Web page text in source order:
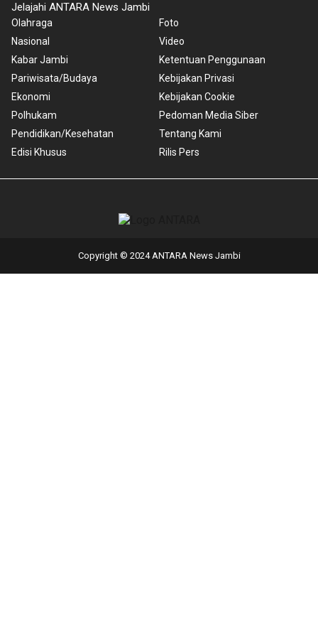
Jelajahi ANTARA News Jambi
Olahraga
Nasional
Kabar Jambi
Pariwisata/Budaya
Ekonomi
Polhukam
Pendidikan/Kesehatan
Edisi Khusus
Foto
Video
Ketentuan Penggunaan
Kebijakan Privasi
Kebijakan Cookie
Pedoman Media Siber
Tentang Kami
Rilis Pers
Copyright © 2024 ANTARA News Jambi